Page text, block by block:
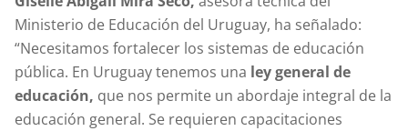
Ministerio de Educación del Uruguay, ha señalado:
“Necesitamos fortalecer los sistemas de educación
pública. En Uruguay tenemos una ley general de
educación, que nos permite un abordaje integral de la
educación general. Se requieren capacitaciones